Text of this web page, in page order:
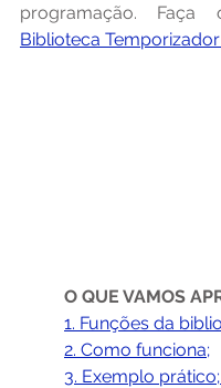
Biblioteca
O QUE VAMOS
1. Funções da
	2. Como funciona;
3. Exemplo